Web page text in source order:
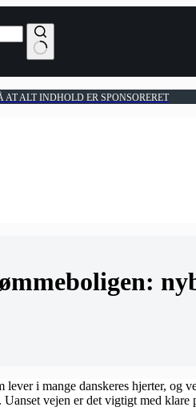
ALT INDHOLD ER SPONSORERET
lever i mange danskeres hjerter, og
Uanset vejen er det vigtigt med klare